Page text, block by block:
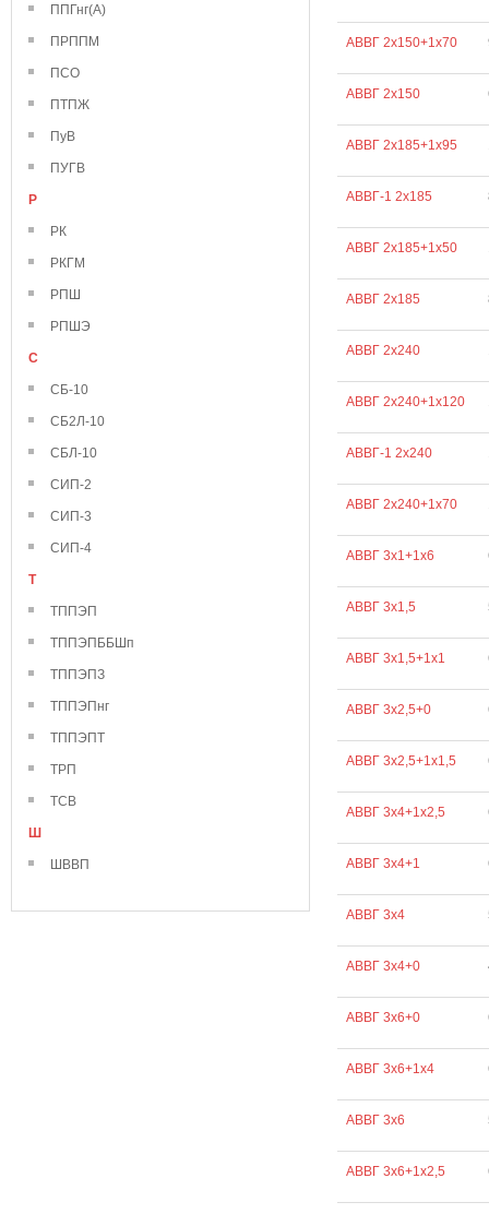
ППГнг(А)
ПРППМ
ПСО
ПТПЖ
ПуВ
ПУГВ
Р
РК
РКГМ
РПШ
РПШЭ
С
СБ-10
СБ2Л-10
СБЛ-10
СИП-2
СИП-3
СИП-4
Т
ТППЭП
ТППЭПББШп
ТППЭПЗ
ТППЭПнг
ТППЭПТ
ТРП
ТСВ
Ш
ШВВП
АВВГ 2х150+1х70
АВВГ 2х150
АВВГ 2х185+1х95
АВВГ-1 2х185
АВВГ 2х185+1х50
АВВГ 2х185
АВВГ 2х240
АВВГ 2х240+1х120
АВВГ-1 2х240
АВВГ 2х240+1х70
АВВГ 3х1+1х6
АВВГ 3х1,5
АВВГ 3х1,5+1х1
АВВГ 3х2,5+0
АВВГ 3х2,5+1х1,5
АВВГ 3х4+1х2,5
АВВГ 3х4+1
АВВГ 3х4
АВВГ 3х4+0
АВВГ 3х6+0
АВВГ 3х6+1х4
АВВГ 3х6
АВВГ 3х6+1х2,5